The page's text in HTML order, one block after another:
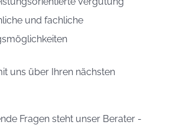
und fachliche
uns über Ihren nächsten
Fragen steht unser Berater -